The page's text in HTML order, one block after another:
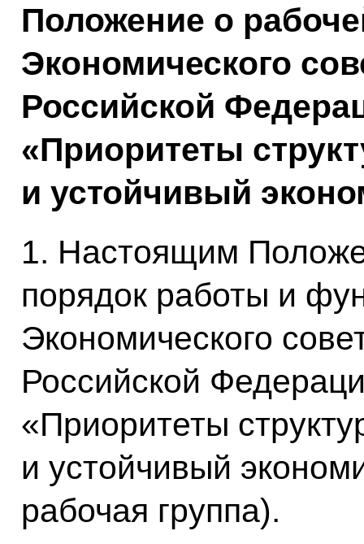
Положение о
Экономического
Российской
«Приоритеты
и устойчивый
1. Настоящим
порядок работы и
Экономического
Российской
«Приоритеты
и устойчивый
рабочая группа).